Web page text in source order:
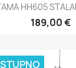
HH605
189,00 €